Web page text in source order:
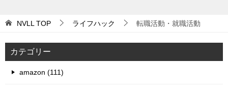
NVLLTOP ライフハック 転職活動・就職活動
カテゴリー
amazon (111)